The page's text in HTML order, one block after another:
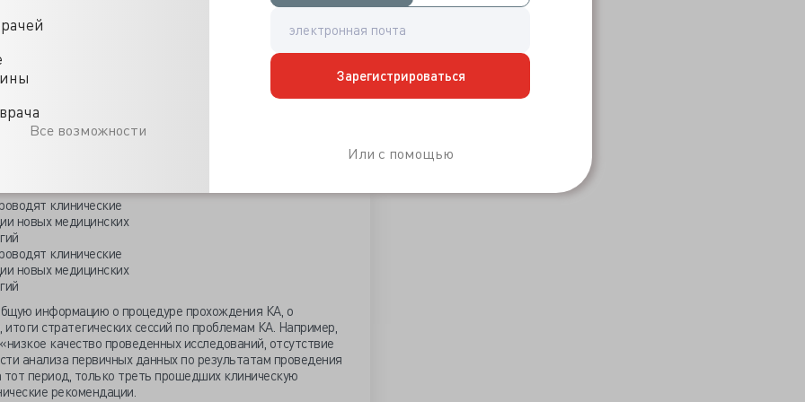
Все возможности
Зарегистрироваться
Или с помощью
негативным острым В-клеточным лимфобластным
в проведении трансплантации аллогенных
долгосрочных результатов терапии в
разработчик — НМИЦ гематологии
рублей на 53 пациента. Эта работа стала самой
Но данные о результатах этих мероприятий и о
практику закрыты.
клинической апробации за период 2019-
информацию о процедуре прохождения КА, о
стратегических сессий по проблемам КА. Например,
качество проведенных исследований, отсутствие
анализа первичных данных по результатам проведения
период, только треть прошедших клиническую
рекомендации.